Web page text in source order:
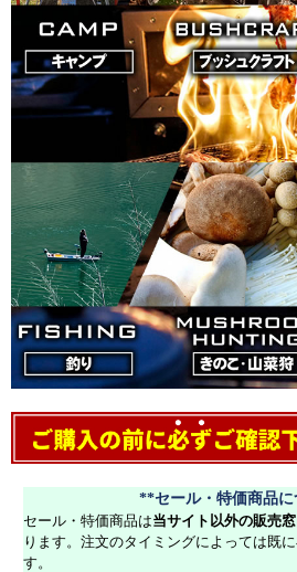
**セール・特価商品
セール・特価商品は当サイト以外の販売
ります。注文のタイミングによっては既
す。